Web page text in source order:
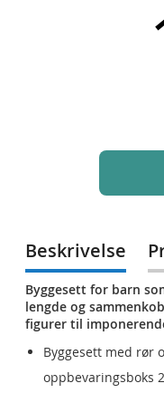
Beskrivelse
Byggesett for barn
lengde og
figurer til
Byggesett med rør
oppbevaringsboks